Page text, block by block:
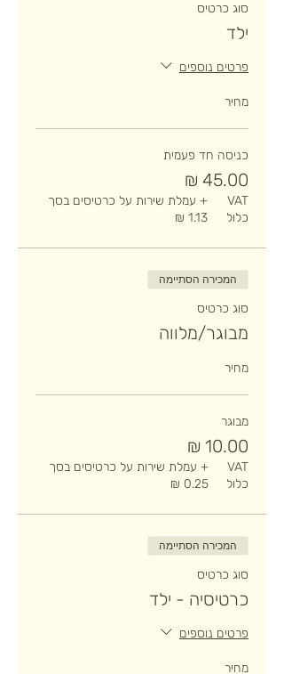
סוג כרטיס
ילד
פרטים נוספים
מחיר
כניסה חד פעמית
VAT
כלול
+ עמלת שירות על כרטיסים בסך
‏1.13 ‏₪
המכירה הסתיימה
סוג כרטיס
מבוגר/מלווה
מחיר
מבוגר
VAT
כלול
+ עמלת שירות על כרטיסים בסך
‏0.25 ‏₪
המכירה הסתיימה
סוג כרטיס
כרטיסיה - ילד
פרטים נוספים
מחיר